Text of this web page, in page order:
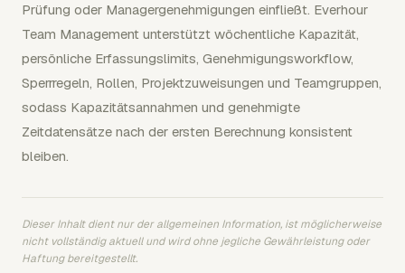
Prüfung oder Managergenehmigungen einfließt. Everhour
Team Management unterstützt wöchentliche Kapazität,
persönliche Erfassungslimits, Genehmigungsworkflow,
Sperrregeln, Rollen, Projektzuweisungen und Teamgruppen,
sodass Kapazitätsannahmen und genehmigte
Zeitdatensätze nach der ersten Berechnung konsistent
bleiben.
Dieser Inhalt dient nur der allgemeinen Information, ist möglicherweise
nicht vollständig aktuell und wird ohne jegliche Gewährleistung oder
Haftung bereitgestellt.